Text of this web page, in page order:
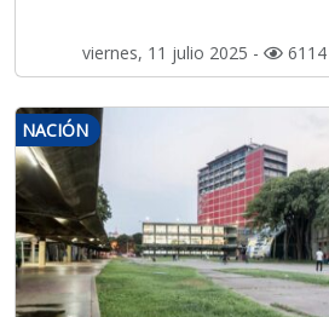
viernes, 11 julio 2025 - 6114
NACIÓN